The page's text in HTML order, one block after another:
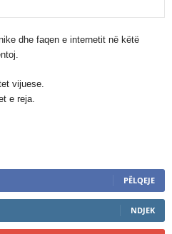
dhe faqen e internetit në këtë
vijuese.
e reja.
PËLQEJE
NDJEK